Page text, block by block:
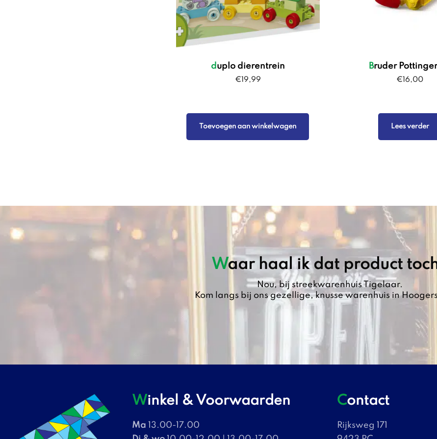
duplo dierentrein
€ 19,99
Toevoegen aan winkelwagen
Bruder
€ 16,00
Lees verder
Waar haal ik dat product
Nou, bij streekwarenhuis Tigelaar.
Kom langs bij ons gezellige, knusse warenhuis in
Winkel & Voorwaarden
Ma 13.00-17.00
Contact
Rijksweg 171